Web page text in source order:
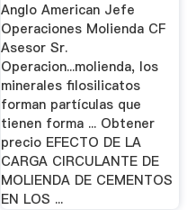
Anglo American Jefe
Operaciones Molienda CF
Asesor Sr.
Operacion...molienda, los
minerales filosilicatos
forman partículas que
tienen forma ... Obtener
precio EFECTO DE LA
CARGA CIRCULANTE DE
MOLIENDA DE CEMENTOS
EN LOS ...